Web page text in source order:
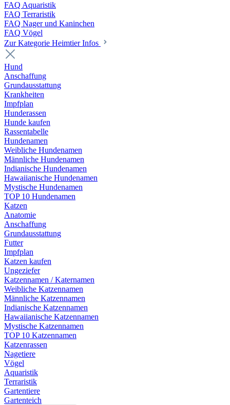
FAQ Aquaristik
FAQ Terraristik
FAQ Nager und Kaninchen
FAQ Vögel
Zur Kategorie Heimtier Infos
Hund
Anschaffung
Grundausstattung
Krankheiten
Impfplan
Hunderassen
Hunde kaufen
Rassentabelle
Hundenamen
Weibliche Hundenamen
Männliche Hundenamen
Indianische Hundenamen
Hawaiianische Hundenamen
Mystische Hundenamen
TOP 10 Hundenamen
Katzen
Anatomie
Anschaffung
Grundausstattung
Futter
Impfplan
Katzen kaufen
Ungeziefer
Katzennamen / Katernamen
Weibliche Katzennamen
Männliche Katzennamen
Indianische Katzennamen
Hawaiianische Katzennamen
Mystische Katzennamen
TOP 10 Katzennamen
Katzenrassen
Nagetiere
Vögel
Aquaristik
Terraristik
Gartentiere
Gartenteich